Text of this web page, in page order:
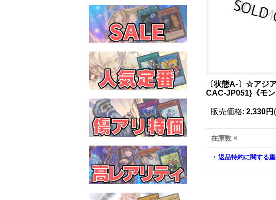
〔状態A-〕☆アジ
CAC-JP051}《モン
販売価格: 2,330円
在庫数 ×
返品特約に関する